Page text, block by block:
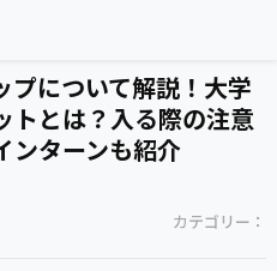
プについて解説！大学
トとは？入る際の注意
ンターンも紹介
カテゴリー：